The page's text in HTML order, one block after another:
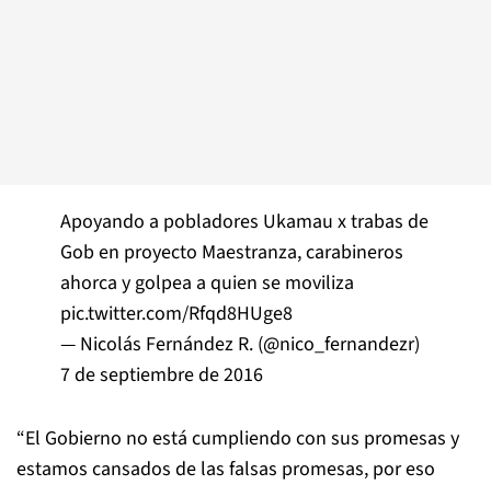
Apoyando a pobladores Ukamau x trabas de
Gob en proyecto Maestranza, carabineros
ahorca y golpea a quien se moviliza
pic.twitter.com/Rfqd8HUge8
— Nicolás Fernández R. (@nico_fernandezr)
7 de septiembre de 2016
“El Gobierno no está cumpliendo con sus promesas y
estamos cansados de las falsas promesas, por eso